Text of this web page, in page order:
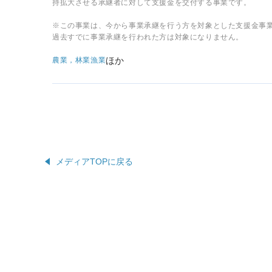
持拡大させる承継者に対して支援金を交付する事業です。
※この事業は、今から事業承継を行う方を対象とした支援金事
過去すでに事業承継を行われた方は対象になりません。
農業，林業漁業ほか
メディアTOPに戻る